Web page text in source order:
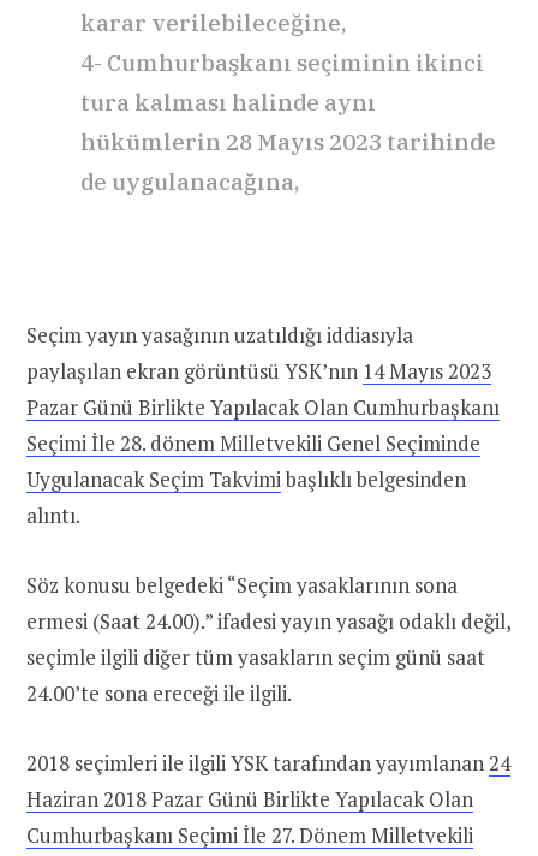
karar verilebileceğine,
4- Cumhurbaşkanı seçiminin ikinci
tura kalması halinde aynı
hükümlerin 28 Mayıs 2023 tarihinde
de uygulanacağına,
Seçim yayın yasağının uzatıldığı iddiasıyla
paylaşılan ekran görüntüsü YSK’nın 14 Mayıs 2023
Pazar Günü Birlikte Yapılacak Olan Cumhurbaşkanı
Seçimi İle 28. dönem Milletvekili Genel Seçiminde
Uygulanacak Seçim Takvimibaşlıklı belgesinden
alıntı.
Söz konusu belgedeki “Seçim yasaklarının sona
ermesi (Saat 24.00).” ifadesi yayın yasağı odaklı değil,
seçimle ilgili diğer tüm yasakların seçim günü saat
24.00’te sona ereceği ile ilgili.
2018 seçimleri ile ilgili YSK tarafından yayımlanan 24
Haziran 2018 Pazar Günü Birlikte Yapılacak Olan
Cumhurbaşkanı Seçimi İle 27. Dönem Milletvekili